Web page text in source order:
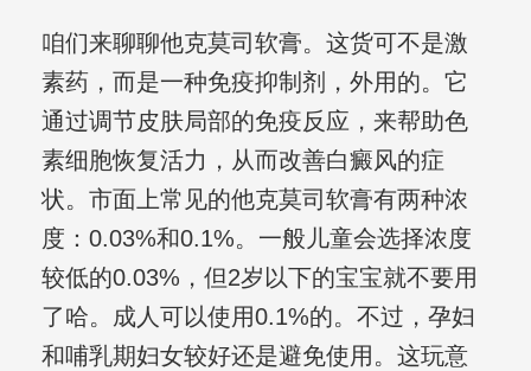
咱们来聊聊他克莫司软膏。这货可不是激
素药，而是一种免疫抑制剂，外用的。它
通过调节皮肤局部的免疫反应，来帮助色
素细胞恢复活力，从而改善白癜风的症
状。市面上常见的他克莫司软膏有两种浓
度：0.03%和0.1%。一般儿童会选择浓度
较低的0.03%，但2岁以下的宝宝就不要用
了哈。成人可以使用0.1%的。不过，孕妇
和哺乳期妇女较好还是避免使用。这玩意